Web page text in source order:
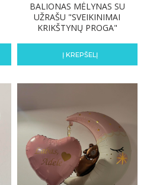
BALIONAS MĖLYNAS SU
UŽRAŠU "SVEIKINIMAI
KRIKŠTYNŲ PROGA"
Į KREPŠELĮ